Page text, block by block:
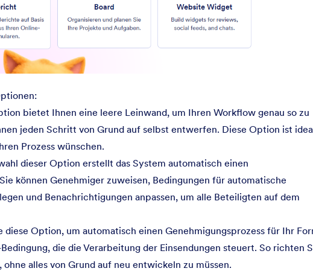
bietet Ihnen eine leere Leinwand, um Ihren Workflow genau so zu
jeden Schritt von Grund auf selbst entwerfen. Diese Option ist
Prozess wünschen.
dieser Option erstellt das System automatisch einen
können Genehmiger zuweisen, Bedingungen für automatische
und Benachrichtigungen anpassen, um alle Beteiligten auf dem
diese Option, um automatisch einen Genehmigungsprozess für Ihr
die die Verarbeitung der Einsendungen steuert. So richten
alles von Grund auf neu entwickeln zu müssen.